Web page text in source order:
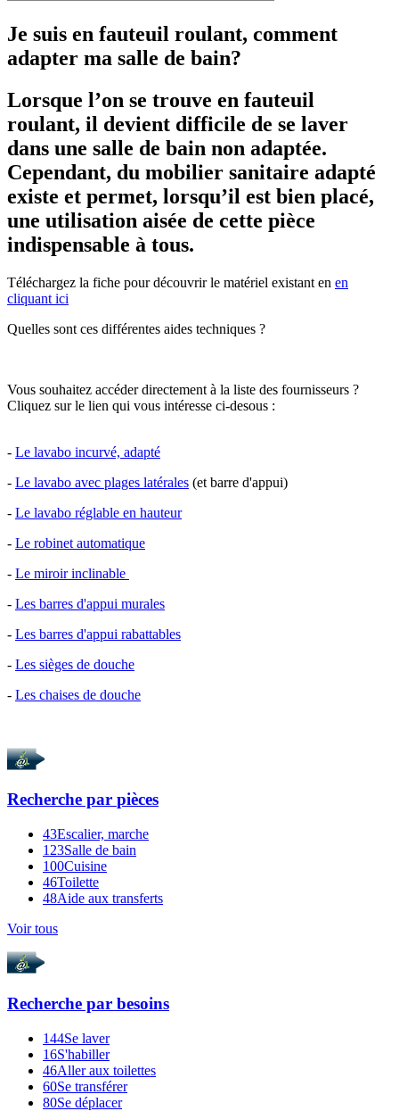
Je suis en fauteuil roulant, comment
adapter ma salle de bain?
Lorsque l’on se trouve en fauteuil
roulant, il devient difficile de se laver
dans une salle de bain non adaptée.
Cependant, du mobilier sanitaire adapté
existe et permet, lorsqu’il est bien placé,
une utilisation aisée de cette pièce
indispensable à tous.
Téléchargez la fiche pour découvrir le matériel existant en en
cliquant ici
Quelles sont ces différentes aides techniques ?
Vous souhaitez accéder directement à la liste des fournisseurs ?
Cliquez sur le lien qui vous intéresse ci-desous :
- Le lavabo incurvé, adapté
- Le lavabo avec plages latérales (et barre d'appui)
- Le lavabo réglable en hauteur
- Le robinet automatique
- Le miroir inclinable
- Les barres d'appui murales
- Les barres d'appui rabattables
- Les sièges de douche
- Les chaises de douche
Recherche par pièces
43Escalier, marche
123Salle de bain
100Cuisine
46Toilette
48Aide aux transferts
Voir tous
Recherche par besoins
144Se laver
16S'habiller
46Aller aux toilettes
60Se transférer
80Se déplacer